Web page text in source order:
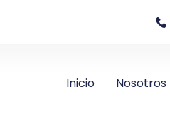
Inicio Nosotros